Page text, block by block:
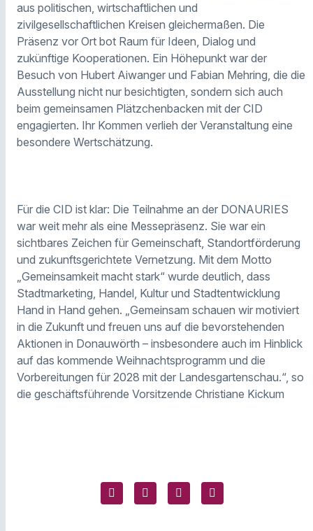
aus politischen, wirtschaftlichen und
zivilgesellschaftlichen Kreisen gleichermaßen. Die
Präsenz vor Ort bot Raum für Ideen, Dialog und
zukünftige Kooperationen. Ein Höhepunkt war der
Besuch von Hubert Aiwanger und Fabian Mehring, die die
Ausstellung nicht nur besichtigten, sondern sich auch
beim gemeinsamen Plätzchenbacken mit der CID
engagierten. Ihr Kommen verlieh der Veranstaltung eine
besondere Wertschätzung.
Für die CID ist klar: Die Teilnahme an der DONAURIES
war weit mehr als eine Messepräsenz. Sie war ein
sichtbares Zeichen für Gemeinschaft, Standortförderung
und zukunftsgerichtete Vernetzung. Mit dem Motto
„Gemeinsamkeit macht stark“ wurde deutlich, dass
Stadtmarketing, Handel, Kultur und Stadtentwicklung
Hand in Hand gehen. „Gemeinsam schauen wir motiviert
in die Zukunft und freuen uns auf die bevorstehenden
Aktionen in Donauwörth – insbesondere auch im Hinblick
auf das kommende Weihnachtsprogramm und die
Vorbereitungen für 2028 mit der Landesgartenschau.“, so
die geschäftsführende Vorsitzende Christiane Kickum